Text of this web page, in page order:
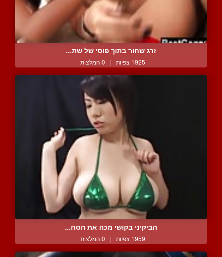
זרג שחור בתוך פוסי של שת...
1925 צפיות | 0 המלצות
הביקיני בקושי מכה את הסח...
1959 צפיות | 0 המלצות